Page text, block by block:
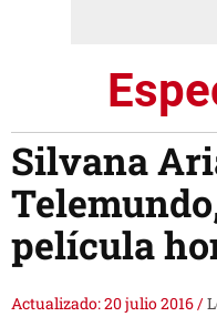
Silvana
película
Actualizado: 20 julio 2016/